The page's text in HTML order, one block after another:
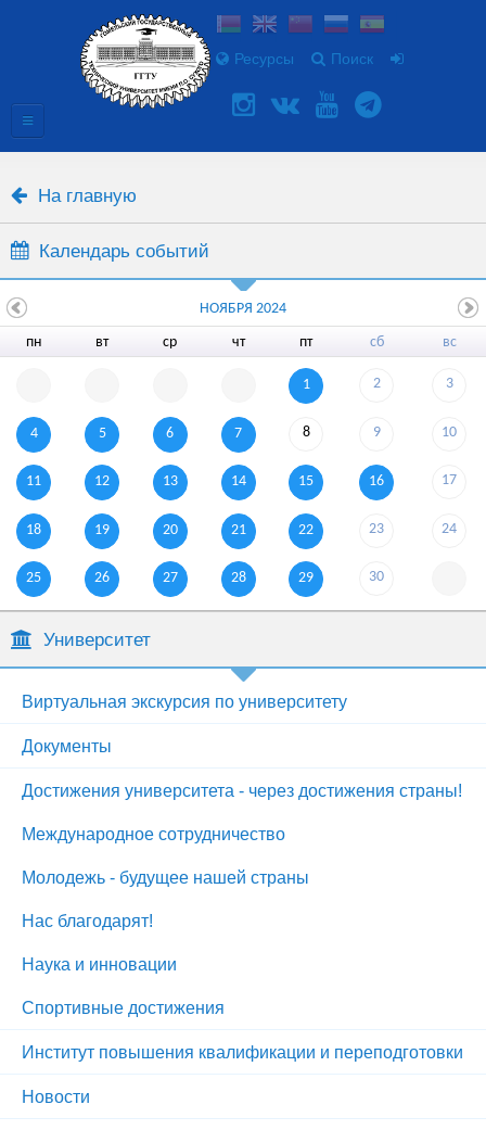
Ресурсы Поиск
На главную
Календарь событий
пн вт ср чт пт сб вс
1 2 3
4 5 6 7 8 9 10
11 12 13 14 15 16 17
18 19 20 21 22 23 24
25 26 27 28 29 30
НОЯБРЯ 2024
Университет
Виртуальная экскурсия по университету
Документы
Достижения университета - через достижения страны!
Международное сотрудничество
Молодежь - будущее нашей страны
Нас благодарят!
Наука и инновации
Спортивные достижения
Институт повышения квалификации и переподготовки
Новости